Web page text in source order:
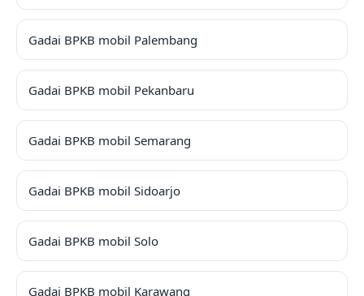
Gadai BPKB mobil Palembang
Gadai BPKB mobil Pekanbaru
Gadai BPKB mobil Semarang
Gadai BPKB mobil Sidoarjo
Gadai BPKB mobil Solo
Gadai BPKB mobil Karawang